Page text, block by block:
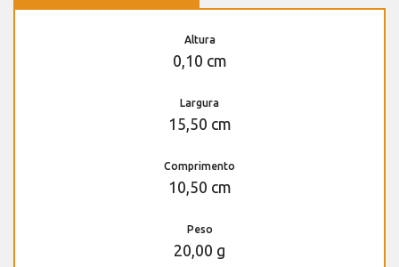
Altura
0,10 cm
Largura
15,50 cm
Comprimento
10,50 cm
Peso
20,00 g